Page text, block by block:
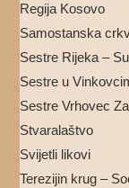
Regija Kosovo
Samostanska
Sestre Rijeka –
Sestre u
Sestre Vrhovec
Stvaralaštvo
Svijetli likovi
Terezijin krug –